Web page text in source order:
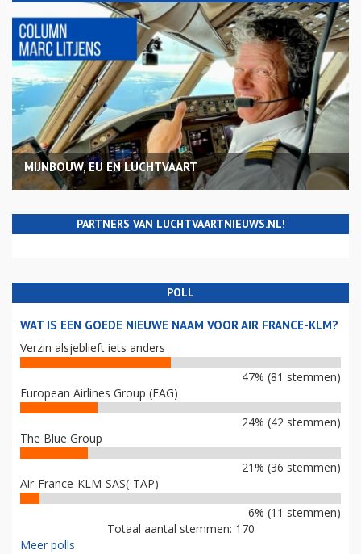
MIJNBOUW, EU EN LUCHTVAART
PARTNERS VAN LUCHTVAARTNIEUWS.NL!
POLL
WAT IS EEN GOEDE NIEUWE NAAM VOOR AIR FRANCE-KLM?
Verzin alsjeblieft iets anders
47% (81 stemmen)
European Airlines Group (EAG)
24% (42 stemmen)
The Blue Group
21% (36 stemmen)
Air-France-KLM-SAS(-TAP)
6% (11 stemmen)
Totaal aantal stemmen: 170
Meer polls